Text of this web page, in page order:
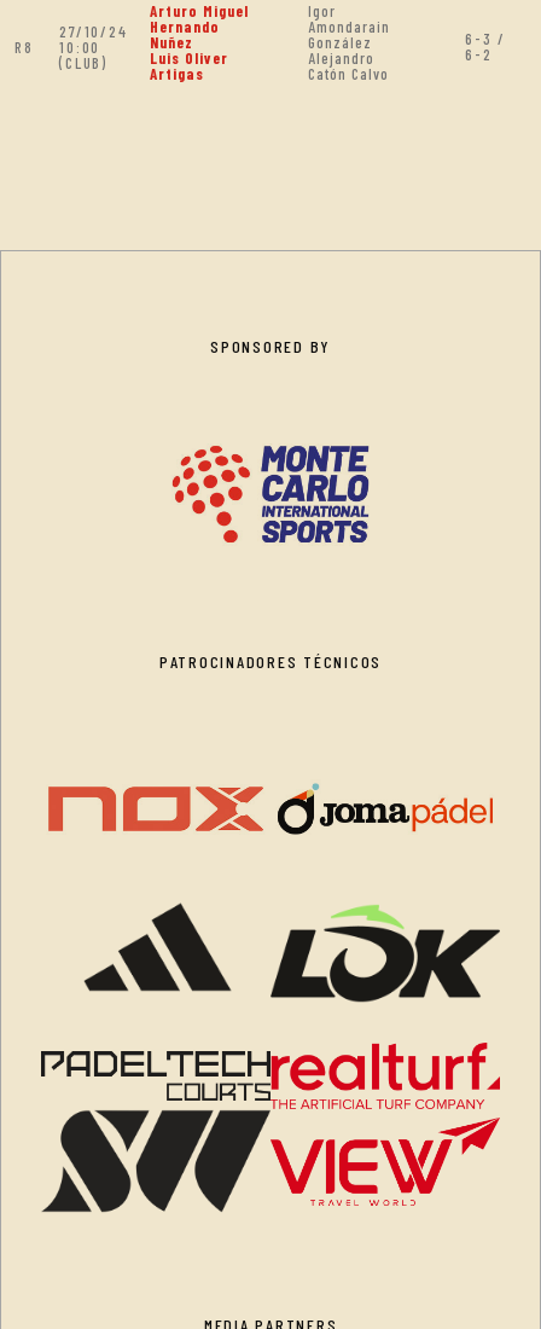
R8
27/10/24
10:00
(CLUB)
Arturo Miguel
Hernando
Nuñez
Luis Oliver
Artigas
Igor
Amondarain
González
Alejandro
Catón Calvo
6-3 /
6-2
SPONSORED BY
PATROCINADORES TÉCNICOS